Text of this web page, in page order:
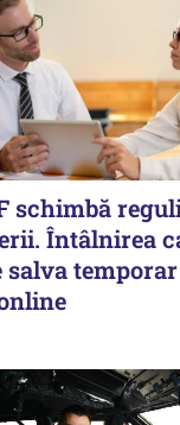
schimbă
Întâlnirea
salva